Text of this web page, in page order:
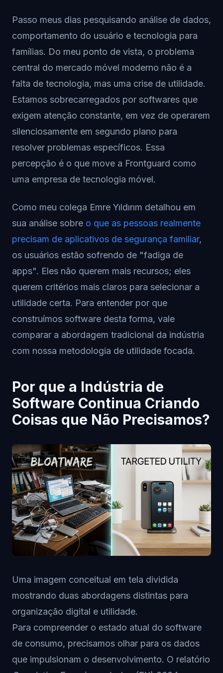
Passo meus dias pesquisando análise de dados,
comportamento do usuário e tecnologia para
famílias. Do meu ponto de vista, o problema
central do mercado móvel moderno não é a
falta de tecnologia, mas uma crise de utilidade.
Estamos sobrecarregados por softwares que
exigem atenção constante, em vez de operarem
silenciosamente em segundo plano para
resolver problemas específicos. Essa
percepção é o que move a Frontguard como
uma empresa de tecnologia móvel.
Como meu colega Emre Yıldırım detalhou em
sua análise sobre o que as pessoas realmente
precisam de aplicativos de segurança familiar,
os usuários estão sofrendo de "fadiga de
apps". Eles não querem mais recursos; eles
querem critérios mais claros para selecionar a
utilidade certa. Para entender por que
construímos software desta forma, vale
comparar a abordagem tradicional da indústria
com nossa metodologia de utilidade focada.
Por que a Indústria de
Software Continua Criando
Coisas que Não Precisamos?
Uma imagem conceitual em tela dividida
mostrando duas abordagens distintas para
organização digital e utilidade.
Para compreender o estado atual do software
de consumo, precisamos olhar para os dados
que impulsionam o desenvolvimento. O relatório